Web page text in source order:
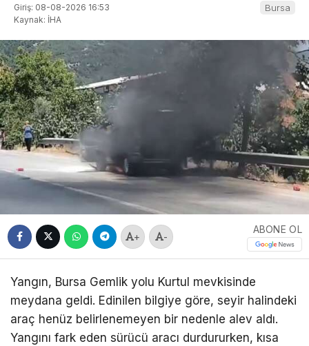
Giriş: 08-08-2026 16:53
Kaynak: İHA
Bursa
+ -
ABONE OL
Yangın, Bursa Gemlik yolu Kurtul mevkisinde
meydana geldi. Edinilen bilgiye göre, seyir halindeki
araç henüz belirlenemeyen bir nedenle alev aldı.
Yangını fark eden sürücü aracı durdururken, kısa